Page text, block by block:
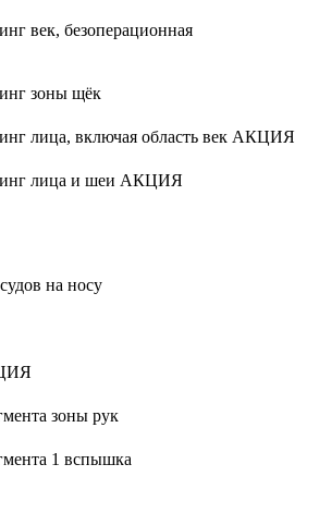
век, безоперационная
зоны щёк
лица, включая область век АКЦИЯ
лица и шеи АКЦИЯ
на носу
зоны рук
1 вспышка